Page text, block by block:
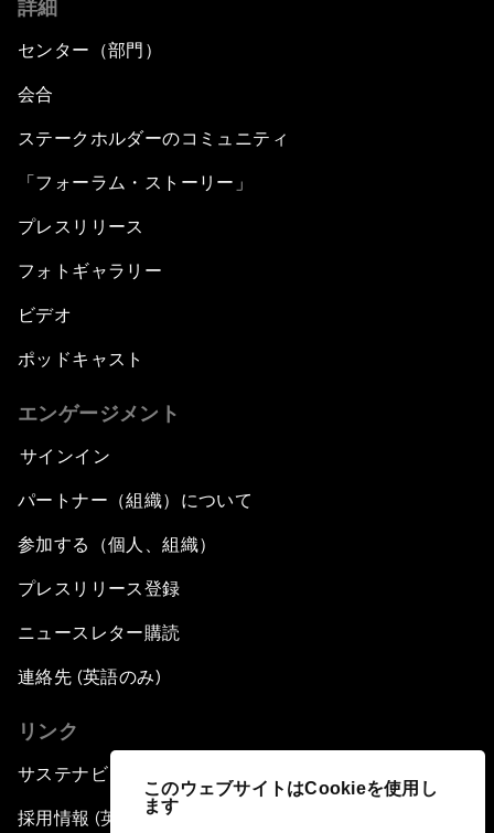
このウェブサイトはCookieを使用し
ます
詳細
センター（部門）
会合
ステークホルダーのコミュニティ
「フォーラム・ストーリー」
プレスリリース
フォトギャラリー
ビデオ
ポッドキャスト
エンゲージメント
サインイン
パートナー（組織）について
参加する（個人、組織）
プレスリリース登録
ニュースレター購読
連絡先 (英語のみ)
リンク
サステナビリティへの取り組み
採用情報 (英語のみ)